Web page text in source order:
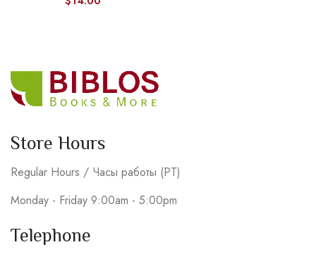
Store Hours
Regular Hours / Часы работы (PT)
Monday - Friday 9:00am - 5:00pm
Telephone